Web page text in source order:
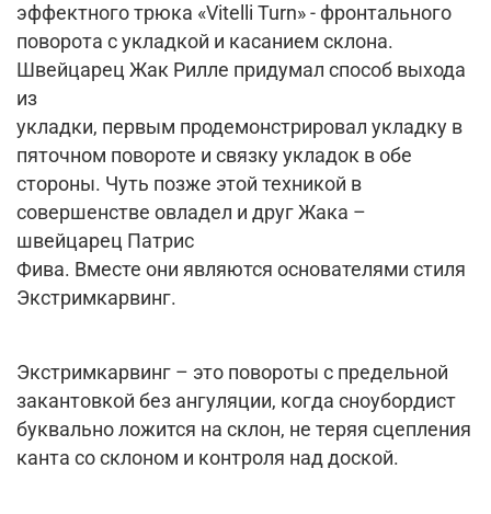
эффектного трюка «Vitelli Turn» - фронтального
поворота с укладкой и касанием склона.
Швейцарец Жак Рилле придумал способ выхода
из
укладки, первым продемонстрировал укладку в
пяточном повороте и связку укладок в обе
стороны. Чуть позже этой техникой в
совершенстве овладел и друг Жака –
швейцарец Патрис
Фива. Вместе они являются основателями стиля
Экстримкарвинг.
Экстримкарвинг – это повороты с предельной
закантовкой без ангуляции, когда сноубордист
буквально ложится на склон, не теряя сцепления
канта со склоном и контроля над доской.